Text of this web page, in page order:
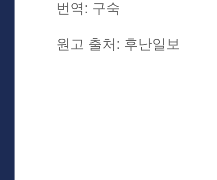
번역: 구숙
원고 출처: 후난일보